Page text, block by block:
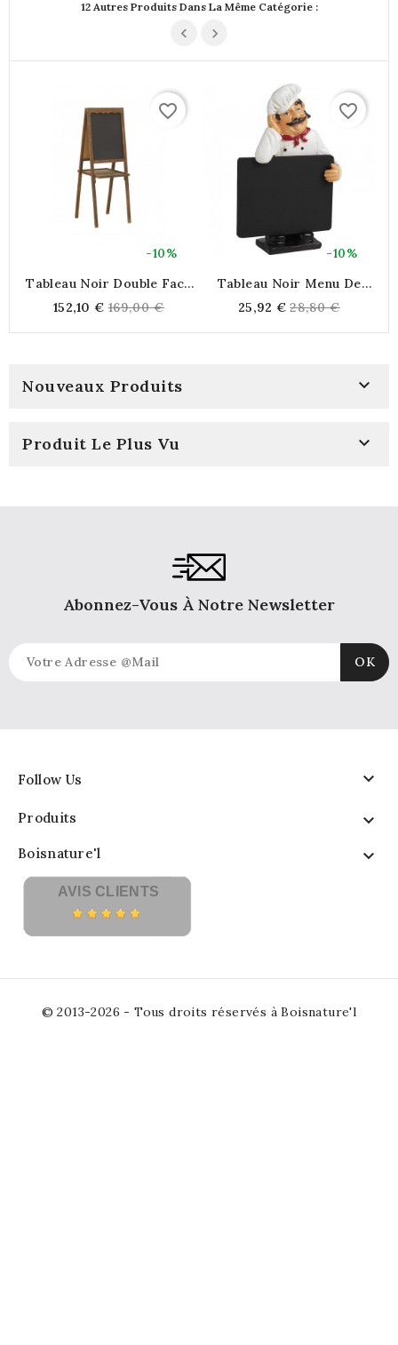
12 Autres Produits Dans La Même Catégorie :
-10%
favorite_border
Tableau Noir Double Face
Intégrée Sur Trépied,
Idéal Maison, École Et
152,10 € Regular
price
169,00 €
-10%
favorite_border
Tableau Noir Menu De
À Poser Pour Table Et
Comptoir Décor
25,92 € Regular
price
28,80 €
Nouveaux Produits 
Produit Le Plus Vu 
Abonnez-Vous À Notre Newsletter
Follow Us 
Produits 
Boisnature'l 
AVIS CLIENTS
© 2013-2026 - Tous droits réservés à Boisnature'l